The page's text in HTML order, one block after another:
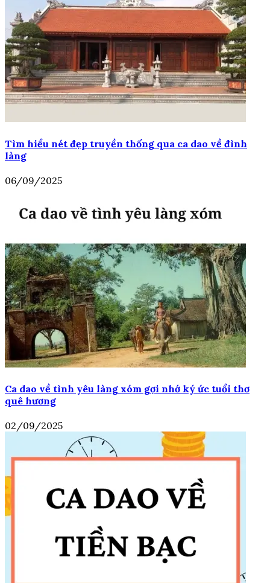
Tìm hiểu nét đẹp truyền thống qua ca dao về đình
làng
06/09/2025
Ca dao về tình yêu làng xóm gợi nhớ ký ức tuổi thơ
quê hương
02/09/2025